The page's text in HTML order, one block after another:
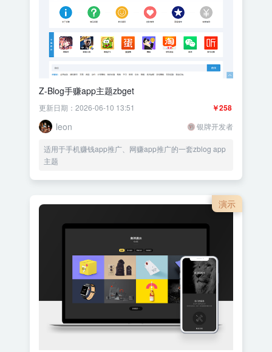
Z-Blog手赚app主题zbget
￥258
更新日期：2026-06-10 13:51
leon 银牌开发者
适用于手机赚钱app推广、网赚app推广的一套zblog app
主题
演示